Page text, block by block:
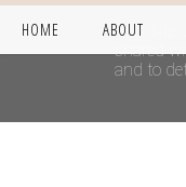
HOME ABOUT
This site
shared
and to